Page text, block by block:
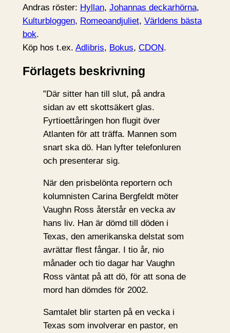
Andras röster: Hyllan, Johannas deckarhörna,
Kulturbloggen, Romeoandjuliet, Världens bästa
bok.
Köp hos t.ex. Adlibris, Bokus, CDON.
Förlagets beskrivning
”Där sitter han till slut, på andra
sidan av ett skottsäkert glas.
Fyrtioettåringen hon flugit över
Atlanten för att träffa. Mannen som
snart ska dö. Han lyfter telefonluren
och presenterar sig.
När den prisbelönta reportern och
kolumnisten Carina Bergfeldt möter
Vaughn Ross återstår en vecka av
hans liv. Han är dömd till döden i
Texas, den amerikanska delstat som
avrättar flest fångar. I tio år, nio
månader och tio dagar har Vaughn
Ross väntat på att dö, för att sona de
mord han dömdes för 2002.
Samtalet blir starten på en vecka i
Texas som involverar en pastor, en